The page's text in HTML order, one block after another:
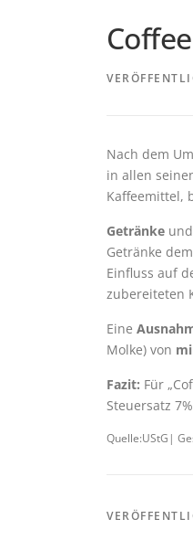
Nach dem
in allen
Kaffeemittel,
Getränke
Getränke
Einfluss auf
zubereiteten
Eine
Molke) von
Fazit: Für
Steuersatz
Quelle:UStG|